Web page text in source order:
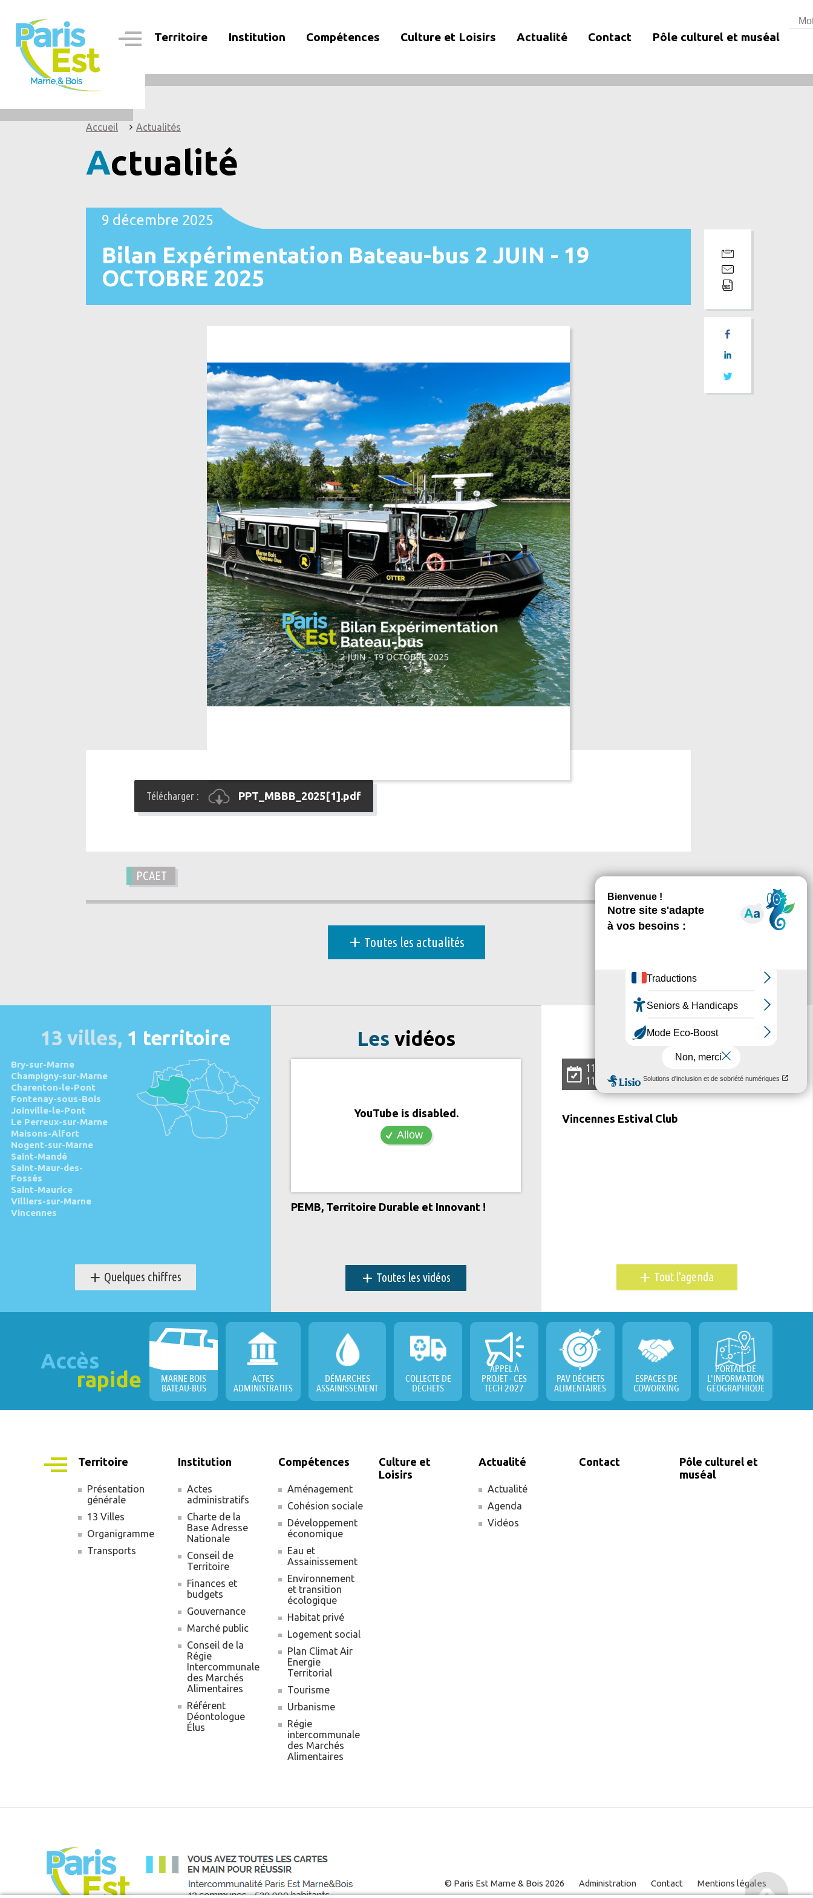
contenu
principal
Navigation
Territoire Institution Compétences Culture et Loisirs Actualité Contact Pôle culturel et muséal
Accueil Actualités
Actualité
9 décembre 2025
Bilan Expérimentation Bateau-bus 2 JUIN - 19
OCTOBRE 2025
Télécharger : PPT_MBBB_2025[1].pdf
PCAET
+ Toutes les actualités
13 villes, 1 territoire
Bry-sur-Marne
Champigny-sur-Marne
Charenton-le-Pont
Fontenay-sous-Bois
Joinville-le-Pont
Le Perreux-sur-Marne
Maisons-Alfort
Nogent-sur-Marne
Saint-Mandé
Saint-Maur-des-
Fossés
Saint-Maurice
Villiers-sur-Marne
Vincennes
+ Quelques chiffres
Les vidéos
YouTube is disabled.
Allow
PEMB, Territoire Durable et Innovant !
+ Toutes les vidéos
L' agenda
11 07 2026
11 07 2026
Vincennes Estival Club
+ Tout l'agenda
Accès
rapide MARNE BOIS
BATEAU-BUS
ACTES
ADMINISTRATIFS
DÉMARCHES
ASSAINISSEMENT
COLLECTE DE
DÉCHETS
APPEL À
PROJET - CES
TECH 2027
PAV DÉCHETS
ALIMENTAIRES
ESPACES DE
COWORKING
PORTAIL DE
L'INFORMATION
GÉOGRAPHIQUE
Navigation
principale
Territoire
Présentation
générale
13 Villes
Organigramme
Transports
Institution
Actes
administratifs
Charte de la
Base Adresse
Nationale
Conseil de
Territoire
Finances et
budgets
Gouvernance
Marché public
Conseil de la
Régie
Intercommunale
des Marchés
Alimentaires
Référent
Déontologue
Élus
Compétences
Aménagement
Cohésion sociale
Développement
économique
Eau et
Assainissement
Environnement
et transition
écologique
Habitat privé
Logement social
Plan Climat Air
Energie
Territorial
Tourisme
Urbanisme
Régie
intercommunale
des Marchés
Alimentaires
Culture et
Loisirs
Actualité
Actualité
Agenda
Vidéos
Contact
Pôle culturel et
muséal
© Paris Est Marne & Bois 2026 Administration Contact Mentions légales